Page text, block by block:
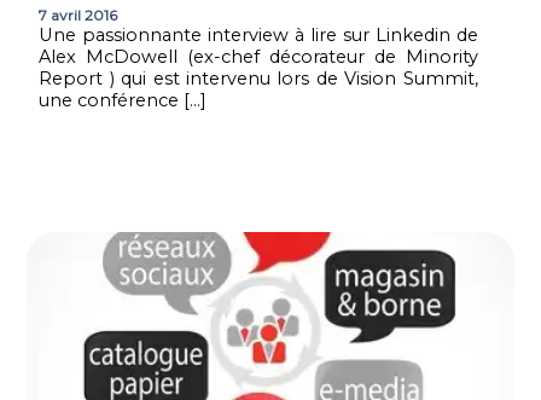
7 avril 2016
Une passionnante interview à lire sur Linkedin de
Alex McDowell (ex-chef décorateur de Minority
Report ) qui est intervenu lors de Vision Summit,
une conférence […]